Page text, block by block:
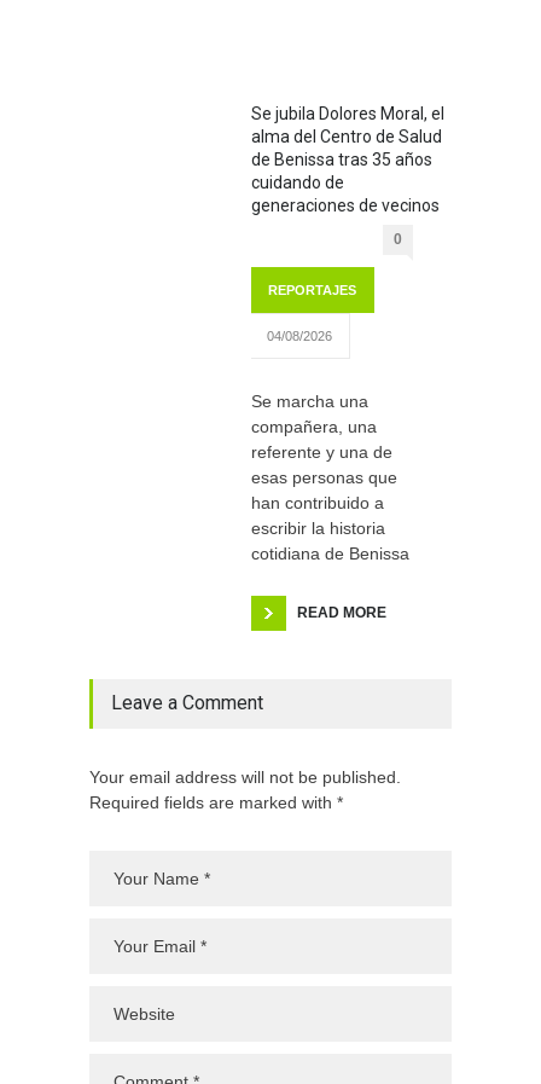
Se jubila Dolores Moral, el
alma del Centro de Salud
de Benissa tras 35 años
cuidando de
generaciones de vecinos
0
REPORTAJES
04/08/2026
Se marcha una
compañera, una
referente y una de
esas personas que
han contribuido a
escribir la historia
cotidiana de Benissa
READ MORE
Leave a Comment
Your email address will not be published.
Required fields are marked with *